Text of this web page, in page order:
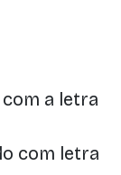
a letra
com letra